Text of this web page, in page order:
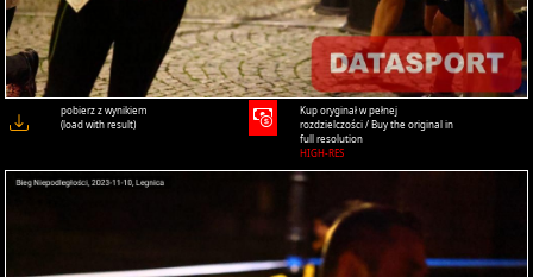
pobierz z wynikiem
(load with result)
Kup oryginał w pełnej
rozdzielczości / Buy the original in
full resolution
HIGH-RES